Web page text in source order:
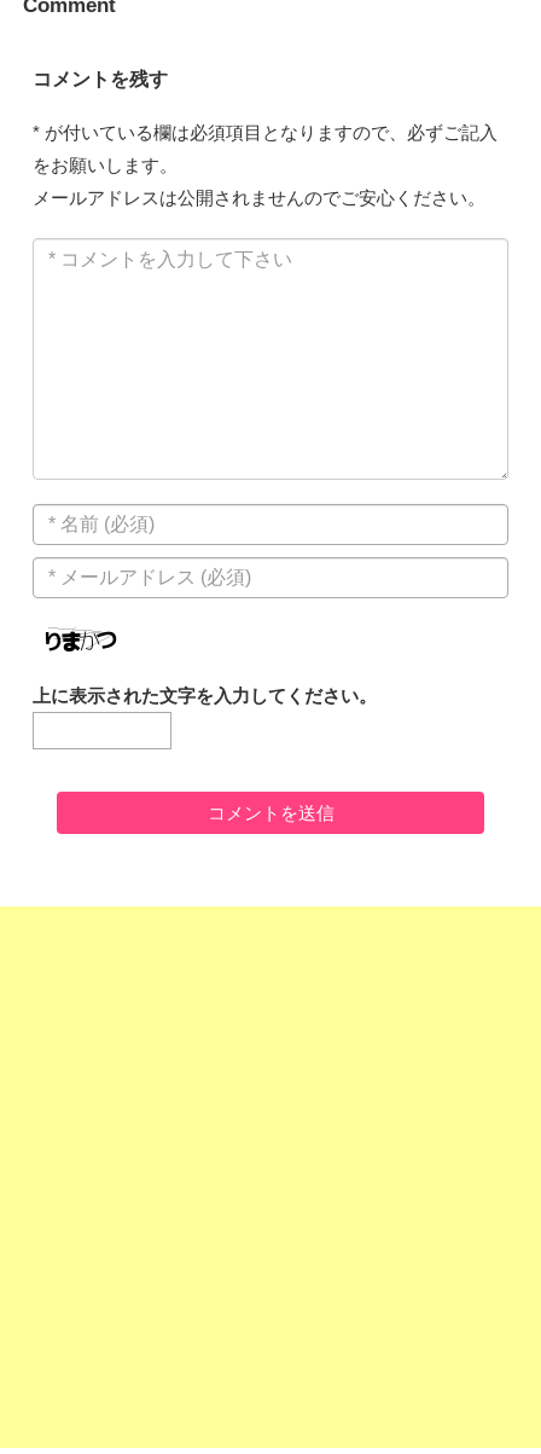
Comment
コメントを残す
* が付いている欄は必須項目となりますので、必ずご記入
をお願いします。
メールアドレスは公開されませんのでご安心ください。
上に表示された文字を入力してください。